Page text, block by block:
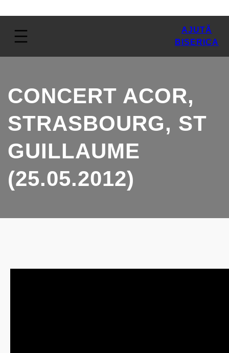
AJUTĂ
BISERICA
CONCERT ACOR,
STRASBOURG, ST
GUILLAUME
(25.05.2012)